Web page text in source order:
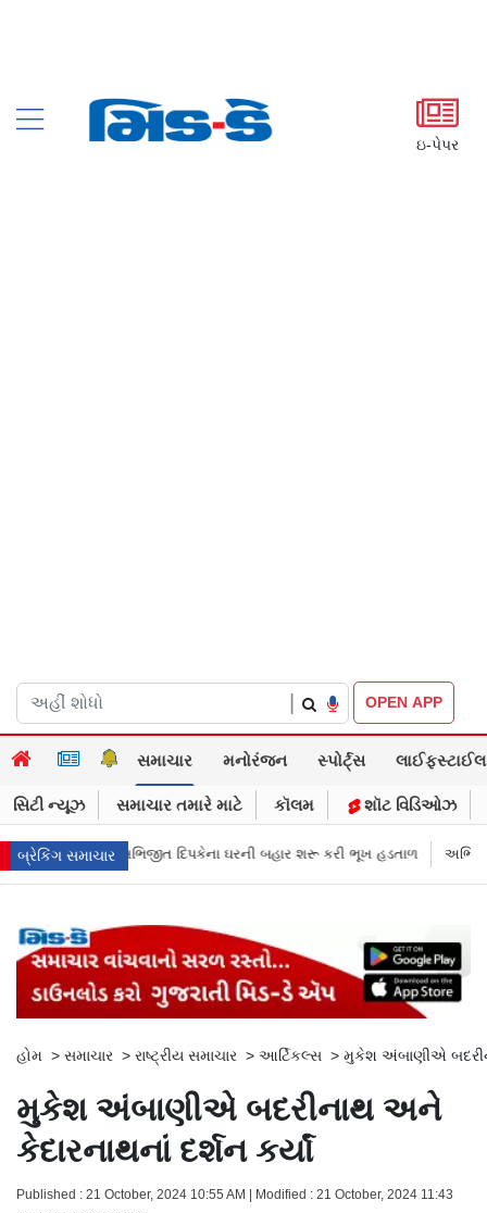
ઇ-પેપર
OPEN APP
સમાચાર મનોરંજન સ્પોર્ટ્સ લાઈફસ્ટાઈલ
સિટી ન્યૂઝ સમાચાર તમારે માટે કૉલમ શૉટ વિડિઓઝ
બ્રેકિંગ સમાચાર
બહાર શરૂ કરી ભૂખ હડતાળ અભિજીત દિપકેએ CJPની નવી નીતિ જાહેર કરી,
હોમ > સમાચાર > રાષ્ટ્રીય સમાચાર > આર્ટિકલ્સ > મુકેશ અંબાણીએ
મુકેશ અંબાણીએ બદરીનાથ અને
કેદારનાથનાં દર્શન કર્યાં
Published : 21 October, 2024 10:55 AM | Modified : 21 October, 2024 11:43